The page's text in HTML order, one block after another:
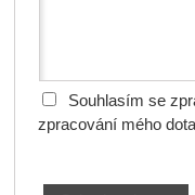
Souhlasím se
zpracování mého